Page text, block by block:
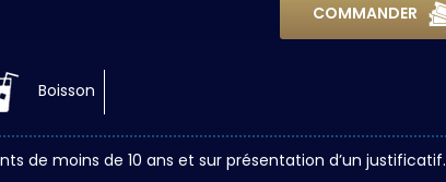
COMMANDER
Boisson
de moins de 10 ans et sur présentation d’un justificatif.
Nos formules